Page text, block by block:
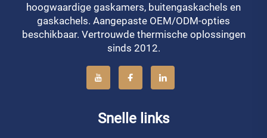
hoogwaardige gaskamers, buitengaskachels en
gaskachels. Aangepaste OEM/ODM-opties
beschikbaar. Vertrouwde thermische oplossingen
sinds 2012.
Snelle links